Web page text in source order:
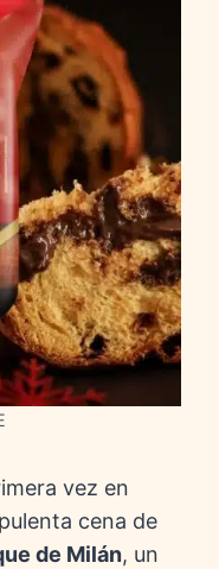
vez en
cena de
de Milán, un